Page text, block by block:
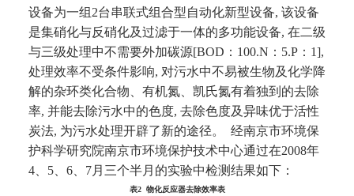
设备为一组2台串联式组合型自动化新型设备, 该设备
是集硝化与反硝化及过滤于一体的多功能设备, 在二级
与三级处理中不需要外加碳源[BOD：100.N：5.P：1],
处理效率不受条件影响, 对污水中不易被生物及化学降
解的杂环类化合物、有机氮、凯氏氮有着独到的去除
率, 并能去除污水中的色度, 去除色度及异味优于活性
炭法, 为污水处理开辟了新的途径。 经南京市环境保
护科学研究院南京市环境保护技术中心通过在2008年
4、5、6、7月三个半月的实验中检测结果如下：
表2 物化反应器去除效率表